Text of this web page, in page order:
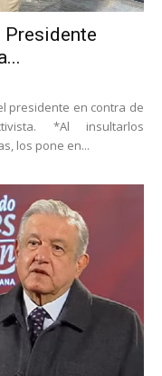
Presidente
presidente en contra de
*Al insultarlos
los pone en...